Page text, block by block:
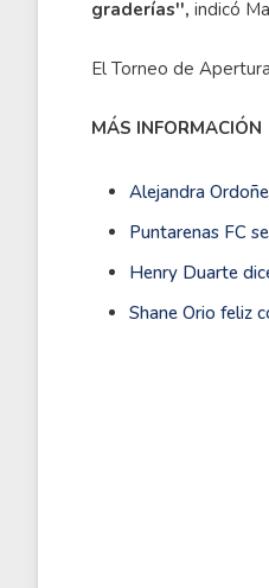
graderías'', indicó
El Torneo de
MÁS INFORMACIÓN
Alejandra
Puntarenas FC
Henry Duarte
Shane Orio feliz